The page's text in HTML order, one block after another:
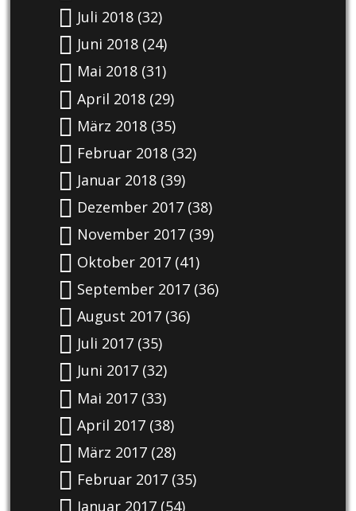
Juli 2018(32)
Juni 2018(24)
Mai 2018(31)
April 2018(29)
März 2018(35)
Februar 2018(32)
Januar 2018(39)
Dezember 2017(38)
November 2017(39)
Oktober 2017(41)
September 2017(36)
August 2017(36)
Juli 2017(35)
Juni 2017(32)
Mai 2017(33)
April 2017(38)
März 2017(28)
Februar 2017(35)
Januar 2017(54)